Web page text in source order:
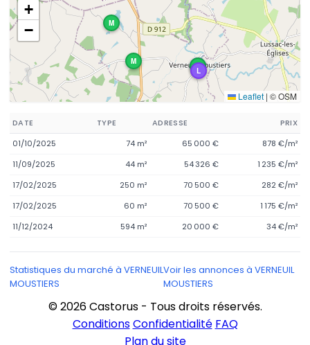
DATE TYPE ADRESSE
PRIX
01/10/2025
74 m² 65 000 €
878 €/m²
11/09/2025
44 m² 54 326 €
1 235 €/m²
17/02/2025
250 m² 70 500 €
282 €/m²
17/02/2025
60 m² 70 500 €
1 175 €/m²
11/12/2024
594 m² 20 000 € 34 €/m²
M
M L
M
L
+
−
Leaflet | © OSM
Statistiques du marché à VERNEUIL
MOUSTIERS
Voir les annonces à VERNEUIL
MOUSTIERS
© 2026 Castorus - Tous droits réservés.
ConditionsConfidentialité FAQ
Plan du site